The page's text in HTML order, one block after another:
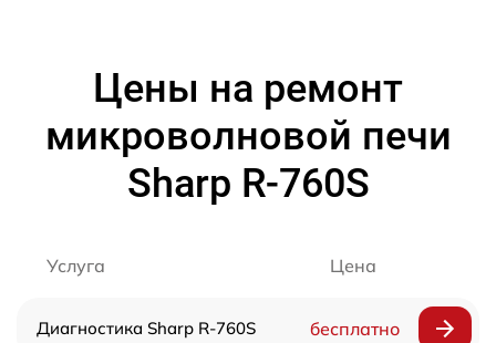
Цены на ремонт
микроволновой печи
Sharp R-760S
Услуга Цена
Диагностика Sharp R-760S бесплатно